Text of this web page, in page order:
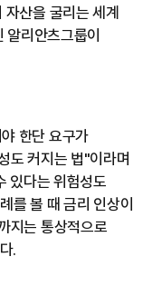
산을 굴리는 세계
리안츠그룹이
한단 요구가
도 커지는 법"이라며
있다는 위험성도
를 볼 때 금리 인상이
지는 통상적으로
.